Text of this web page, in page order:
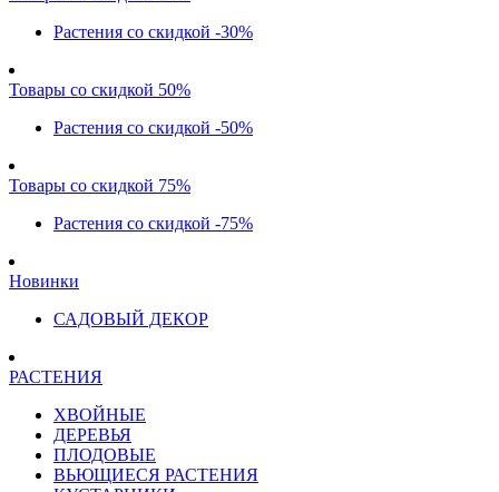
Растения со скидкой -30%
Товары со скидкой 50%
Растения со скидкой -50%
Товары со скидкой 75%
Растения со скидкой -75%
Новинки
САДОВЫЙ ДЕКОР
РАСТЕНИЯ
ХВОЙНЫЕ
ДЕРЕВЬЯ
ПЛОДОВЫЕ
ВЬЮЩИЕСЯ РАСТЕНИЯ